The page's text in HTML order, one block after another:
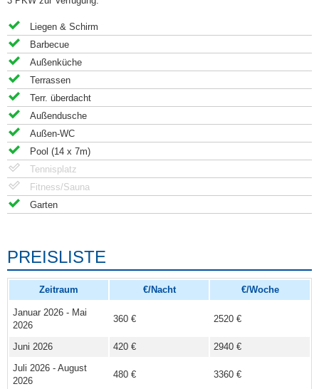
Liegen & Schirm
Barbecue
Außenküche
Terrassen
Terr. überdacht
Außendusche
Außen-WC
Pool (14 x 7m)
Tennisplatz
Fitness/Sauna
Garten
PREISLISTE
Zeitraum €/Nacht €/Woche
Januar 2026 - Mai
2026
360 € 2520 €
Juni 2026 420 €
2940 €
Juli 2026 - August
2026
480 € 3360 €